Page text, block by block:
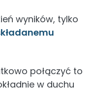
wyników, tylko
połączyć to
w duchu